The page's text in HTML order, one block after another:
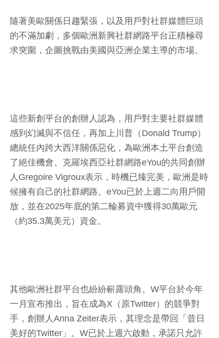
隨著美歐關係日趨緊張，以及用戶對社群媒體巨頭
的不滿加劇，多個歐洲新興社群網路平台正積極尋
求突圍，企圖挑戰由美國與亞洲企業主導的市場。
這些新創平台的創辦人認為，用戶對主要社群媒體
感到幻滅與不信任，再加上川普（Donald Trump）
總統任內跨大西洋關係惡化，為歐洲本土平台創造
了絕佳機會。克羅埃西亞社群網路eYou的共同創辦
人Gregoire Vigroux表示，時機已臻完美，歐洲是時
候擁有自己的社群網路。eYou已於上週二向用戶開
放，並在2025年底的第二輪募資中獲得30萬歐元
（約35.3萬美元）資金。
其他歐洲社群平台也紛紛嶄露頭角。W平台於今年
一月宣布推出，旨在成為X（原Twitter）的競爭對
手，創辦人Anna Zeiter表示，其理念是帶回「昔日
美好的Twitter」。W已於上週六啟動，承諾只允許